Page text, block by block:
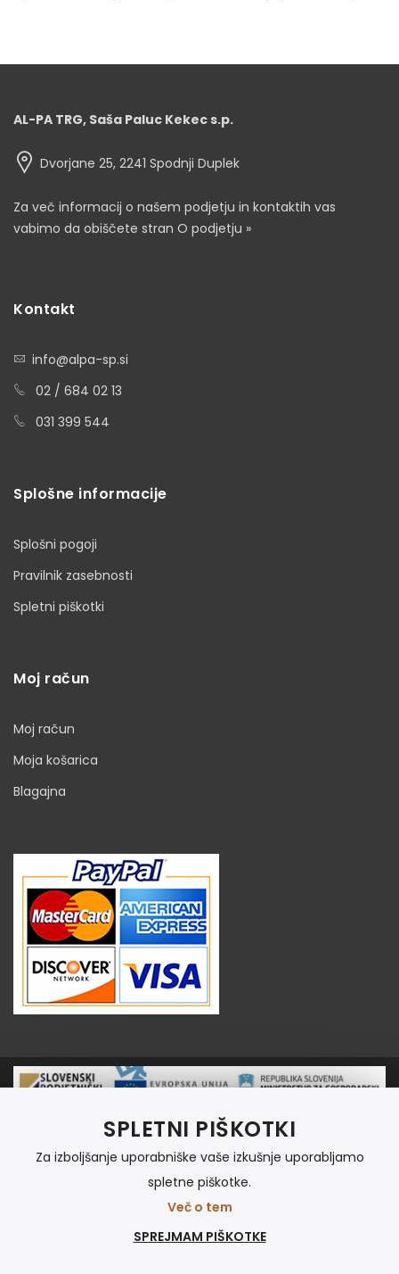
SPLETNI PIŠKOTKI
Za izboljšanje uporabniške vaše izkušnje uporabljamo
spletne piškotke.
Več o tem
SPREJMAM PIŠKOTKE
AL-PA TRG, Saša Paluc Kekec s.p.
Dvorjane 25, 2241 Spodnji Duplek
Za več informacij o našem podjetju in kontaktih vas
vabimo da obiščete stran O podjetju »
Kontakt
info@alpa-sp.si
02 / 684 02 13
031 399 544
Splošne informacije
Splošni pogoji
Pravilnik zasebnosti
Spletni piškotki
Moj račun
Moj račun
Moja košarica
Blagajna
vavčer za digitalni marketing– izdelava spletne
trgovine sofinancirata Republika Slovenija in Evropska unija